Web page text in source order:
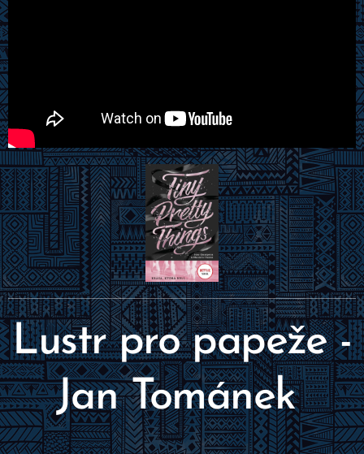
Lustr pro papeže -
Jan Tománek